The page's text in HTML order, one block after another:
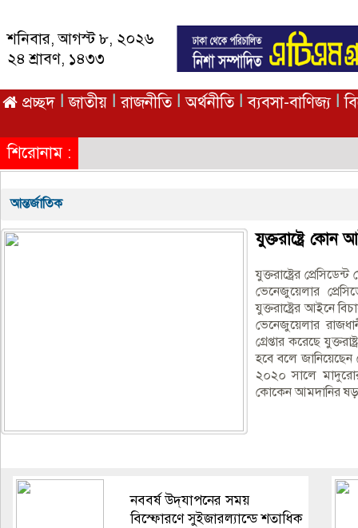
শনিবার, আগস্ট ৮, ২০২৬
২৪ শ্রাবণ, ১৪৩৩
প্রচ্ছদ জাতীয় রাজনীতি অর্থনীতি ব্যবসা-বাণিজ্য
শিরোনাম :
আন্তর্জাতিক
যুক্তরাষ্ট্রে কোন
যুক্তরাষ্ট্রের
ভেনেজুয়েলার
যুক্তরাষ্ট্রের আইনে
ভেনেজুয়েলার
গ্রেপ্তার করেছে
হবে বলে জানিয়েছেন
২০২০ সালে মাদুরোর
কোকেন আমদানির
নববর্ষ উদ্‌যাপনের সময়
বিস্ফোরণে সুইজারল্যান্ডে শতাধিক